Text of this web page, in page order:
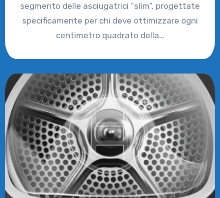
segmento delle asciugatrici “slim”, progettate
specificamente per chi deve ottimizzare ogni
centimetro quadrato della…